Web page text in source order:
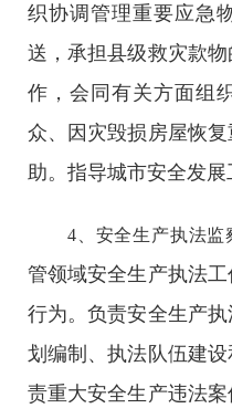
织协调管理重要应急
送，承担县级救灾款
作，会同有关方面组
众、因灾毁损房屋恢
助。指导城市安全发展
4、安全生产执法监
管领域安全生产执法
行为。负责安全生产
划编制、执法队伍建
责重大安全生产违法